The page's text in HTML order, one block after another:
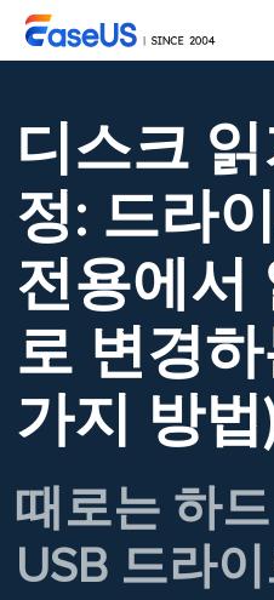
디스크
정: 드라
전용에서
로 변경
가지 방법
때로는 하
USB 드라